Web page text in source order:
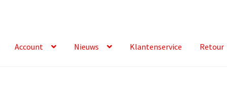
Account Nieuws Klantenservice Retour